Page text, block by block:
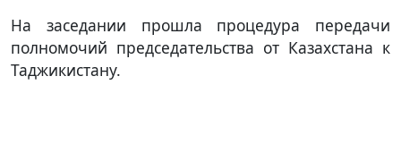
На заседании прошла процедура передачи
полномочий председательства от Казахстана к
Таджикистану.